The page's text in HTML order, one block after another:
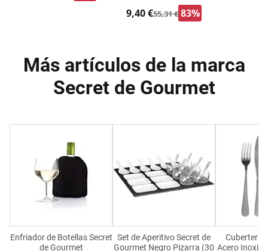
9,40 €55,31 € 83%
Más artículos de la marca
Secret de Gourmet
Enfriador de Botellas Secret
de Gourmet
Set de Aperitivo Secret de
Gourmet Negro Pizarra (30
Cubertería
Acero